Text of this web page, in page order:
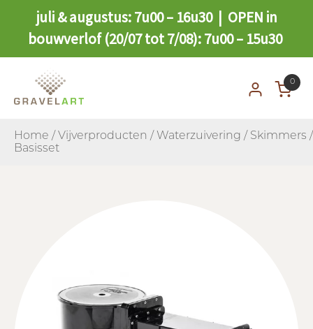
juli & augustus: 7u00 – 16u30 | OPEN in
bouwverlof (20/07 tot 7/08): 7u00 – 15u30
0
Home / Vijverproducten / Waterzuivering / Skimmers
Basisset